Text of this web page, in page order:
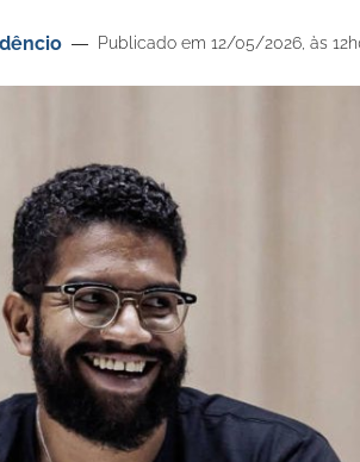
Publicado em 12/05/2026, às